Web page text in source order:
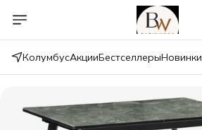
КолумбусАкцииБестселлерыНовинки